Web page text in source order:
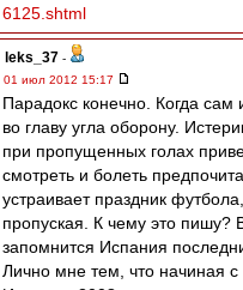
6125.shtml
leks_37 -
01 июл 2012 15:17
Парадокс конечно. Когда сам
во главу угла оборону.
при пропущенных голах
смотреть и болеть
устраивает праздник
пропуская. К чему это пишу?
запомнится Испания
Лично мне тем, что начиная с